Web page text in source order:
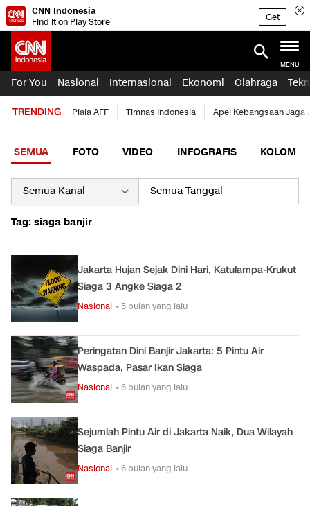
CNN Indonesia
Find it on Play Store
Get
MENU
For You Nasional Internasional Ekonomi Olahraga
TRENDING Piala AFF Timnas Indonesia Apel Kebangsaan Jaga
SEMUA FOTO VIDEO INFOGRAFIS KOLOM
Tag: siaga banjir
Jakarta Hujan Sejak Dini Hari, Katulampa-Krukut
Siaga 3 Angke Siaga 2
Nasional • 5 bulan yang lalu
Peringatan Dini Banjir Jakarta: 5 Pintu Air
Waspada, Pasar Ikan Siaga
Nasional • 6 bulan yang lalu
Sejumlah Pintu Air di Jakarta Naik, Dua Wilayah
Siaga Banjir
Nasional • 6 bulan yang lalu